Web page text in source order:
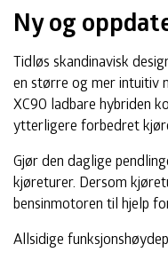
Ny og
Tidløs skandinavisk
en større og mer intuitiv
XC90 ladbare hybriden
ytterligere forbedret
Gjør den daglige
kjøreturer. Dersom
bensinmotoren til hjelp
Allsidige